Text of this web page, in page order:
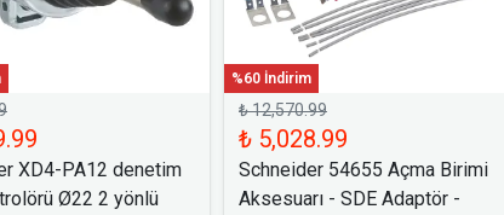
XD4-PA12 denetim
Ø22 2 yönlü
%60 İndirim
₺ 12,570.99
₺ 5,028.99
Schneider 54655 Açma Birimi
Aksesuarı - SDE Adaptör -